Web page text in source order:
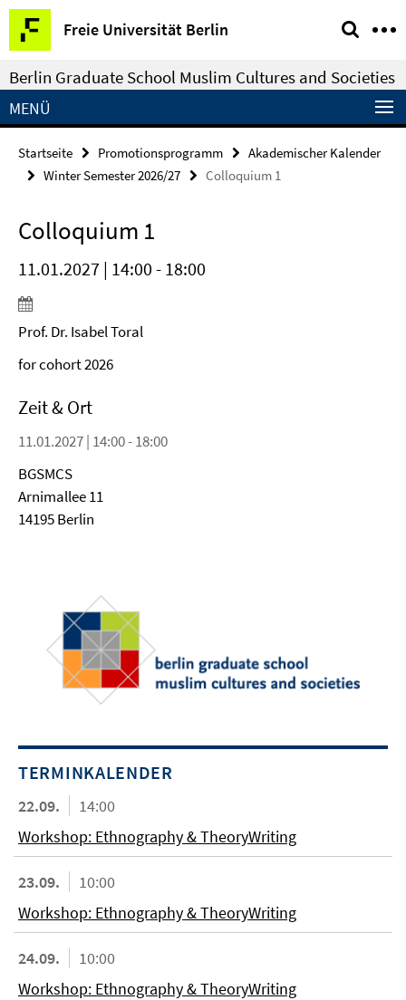
Springe
direkt
zu
Inhalt
Freie Universität Berlin
Service-
Navigation
Berlin Graduate School Muslim Cultures and Societies
MENÜ
Startseite Promotionsprogramm
Akademischer Kalender
Winter Semester 2026/27
Colloquium 1
Colloquium 1
11.01.2027 | 14:00 - 18:00
Prof. Dr. Isabel Toral
for cohort 2026
Zeit & Ort
11.01.2027 | 14:00 - 18:00
BGSMCS
Arnimallee 11
14195 Berlin
TERMINKALENDER
22.09.
14:00
Workshop: Ethnography & TheoryWriting
23.09.
10:00
Workshop: Ethnography & TheoryWriting
24.09.
10:00
Workshop: Ethnography & TheoryWriting